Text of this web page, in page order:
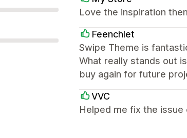
Love the inspiration
Feenchlet
Swipe Theme is
What really stands out
buy again for future
VVC
Helped me fix the issue